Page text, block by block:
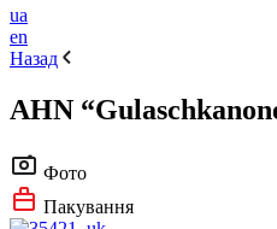
ua
en
Назад
AHN
Фото
Пакування